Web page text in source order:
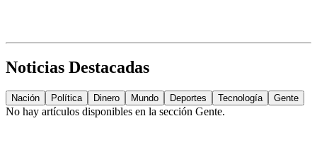
Noticias Destacadas
Nación Política Dinero Mundo Deportes Tecnología Gente
No hay artículos disponibles en la sección Gente.